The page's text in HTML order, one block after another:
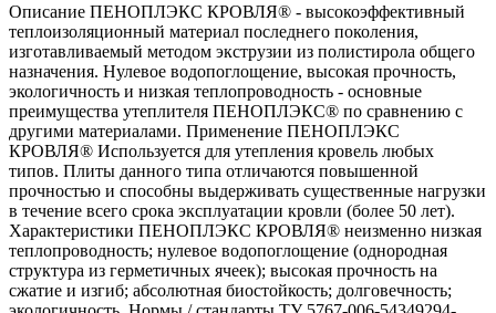
Описание ПЕНОПЛЭКС КРОВЛЯ® - высокоэффективный
теплоизоляционный материал последнего поколения,
изготавливаемый методом экструзии из полистирола общего
назначения. Нулевое водопоглощение, высокая прочность,
экологичность и низкая теплопроводность - основные
преимущества утеплителя ПЕНОПЛЭКС® по сравнению с
другими материалами. Применение ПЕНОПЛЭКС
КРОВЛЯ® Используется для утепления кровель любых
типов. Плиты данного типа отличаются повышенной
прочностью и способны выдерживать существенные нагрузки
в течение всего срока эксплуатации кровли (более 50 лет).
Характеристики ПЕНОПЛЭКС КРОВЛЯ® неизменно низкая
теплопроводность; нулевое водопоглощение (однородная
структура из герметичных ячеек); высокая прочность на
сжатие и изгиб; абсолютная биостойкость; долговечность;